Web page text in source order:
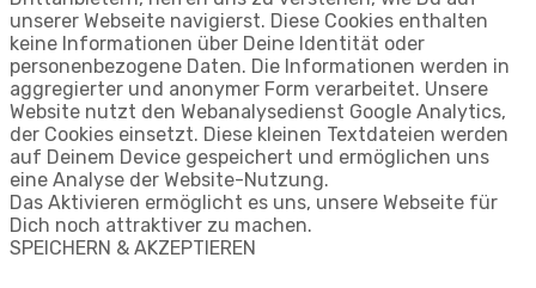
unserer Webseite navigierst. Diese Cookies enthalten
keine Informationen über Deine Identität oder
personenbezogene Daten. Die Informationen werden in
aggregierter und anonymer Form verarbeitet. Unsere
Website nutzt den Webanalysedienst Google Analytics,
der Cookies einsetzt. Diese kleinen Textdateien werden
auf Deinem Device gespeichert und ermöglichen uns
eine Analyse der Website-Nutzung.
Das Aktivieren ermöglicht es uns, unsere Webseite für
Dich noch attraktiver zu machen.
SPEICHERN & AKZEPTIEREN